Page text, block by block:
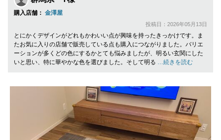
購入店舗： 金澤屋
投稿日：2026年05月13日
とにかくデザインがどれもかわいい点が興味を持ったきっかけです。ま
たお気に入りの店舗で販売している点も購入につながりました。バリエ
ーションが多くどの色にするかとても悩みましたが、明るい玄関にした
いと思い、特に華やかな色を選びました。そして明る …続きを読む